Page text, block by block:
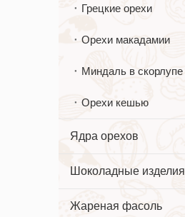
Грецкие орехи
Орехи макадамии
Миндаль в скорлупе
Орехи кешью
Ядра орехов
Шоколадные изделия
Жареная фасоль